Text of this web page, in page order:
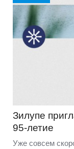
Зилупе
95-летие
Уже совсем